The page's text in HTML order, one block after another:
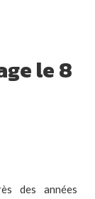
le 8
des années